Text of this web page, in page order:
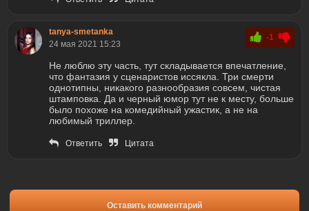
tanya-smetanka
24 мая 2021 15:23
-1
Не люблю эту часть, тут складывается впечатление,
что фантазия у сценаристов иссякла. Три смерти
однотипны, никакого разнообразия совсем, чистая
штамповка. Да и черный юмор тут не к месту, больше
было похоже на комедийный ужастик, а не на
любимый триллер.
Ответить Цитата
Оставить комментарий